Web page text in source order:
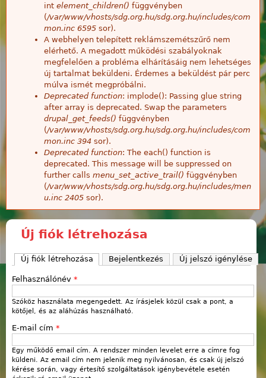
int element_children() függvényben
(/var/www/vhosts/sdg.org.hu/sdg.org.hu/includes/com
mon.inc 6595 sor).
A webhelyen telepített reklámszemétszűrő nem
elérhető. A megadott működési szabályoknak
megfelelően a probléma elhárításáig nem lehetséges
új tartalmat beküldeni. Érdemes a beküldést pár perc
múlva ismét megpróbálni.
Deprecated function: implode(): Passing glue string
after array is deprecated. Swap the parameters
drupal_get_feeds() függvényben
(/var/www/vhosts/sdg.org.hu/sdg.org.hu/includes/com
mon.inc 394 sor).
Deprecated function: The each() function is
deprecated. This message will be suppressed on
further calls menu_set_active_trail() függvényben
(/var/www/vhosts/sdg.org.hu/sdg.org.hu/includes/men
u.inc 2405 sor).
Új fiók létrehozása
Új fiók létrehozása (aktív fül)
Bejelentkezés Új jelszó igénylése
Felhasználónév *
Szóköz használata megengedett. Az írásjelek közül csak a pont, a
kötőjel, és az aláhúzás használható.
E-mail cím *
Egy működő email cím. A rendszer minden levelet erre a címre fog
küldeni. Az email cím nem jelenik meg nyilvánosan, és csak új jelszó
kérése során, vagy értesítő szolgáltatások igénybevétele esetén